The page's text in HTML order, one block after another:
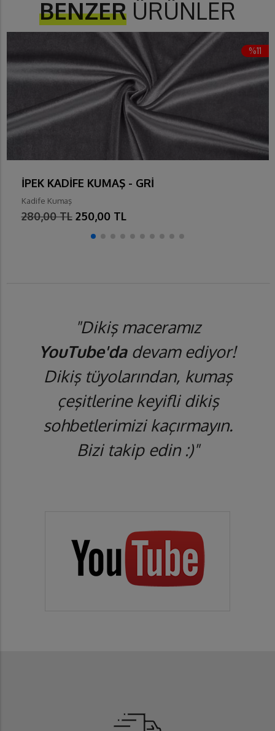
BENZER ÜRÜNLER
%11
İPEK KADİFE KUMAŞ - GRİ
Kadife Kumaş
280,00 TL 250,00 TL
"Dikiş maceramız
YouTube'dadevam ediyor!
Dikiş tüyolarından, kumaş
çeşitlerine keyifli dikiş
sohbetlerimizi kaçırmayın.
Bizi takip edin :)"